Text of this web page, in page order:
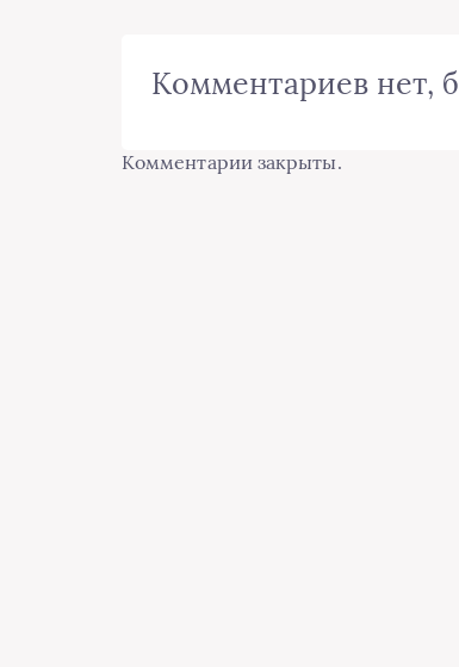
Комментариев нет,
Комментарии закрыты.